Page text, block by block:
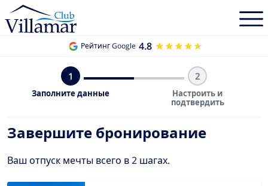
Рейтинг Google 4.8 ★★★★★
★★★★★
1
Заполните данные
2
Настроить и
подтвердить
Завершите бронирование
Ваш отпуск мечты всего в 2 шагах.